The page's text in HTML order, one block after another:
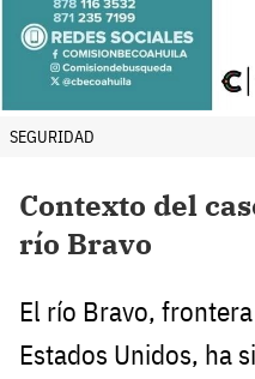
SEGURIDAD
Contexto del
río Bravo
El río Bravo,
Estados Unidos, ha